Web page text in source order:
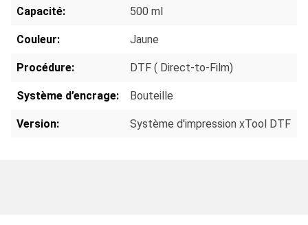
Capacité: 500 ml
Couleur: Jaune
Procédure: DTF ( Direct-to-Film)
Système d’encrage: Bouteille
Version: Système d'impression xTool DTF